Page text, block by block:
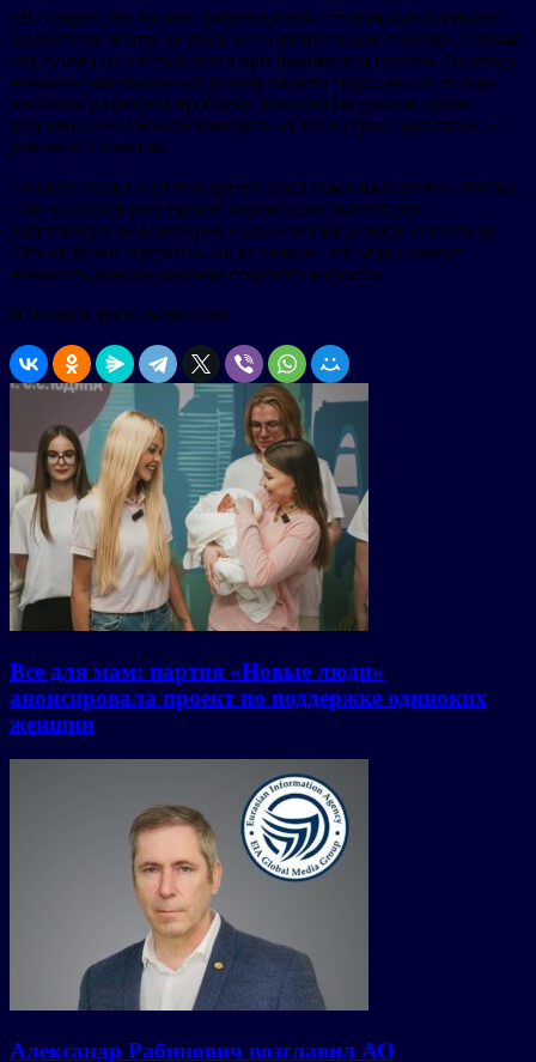
«Не секрет, что многие работодатели сегодня выплачивают
заработные платы на руки, в неофициальном порядке. Однако
эти суммы не учитываются при назначении пенсии. Поэтому,
повысив минимальный размер оплаты труда, мы не только
частично разрешим проблему повышения уровня жизни
россиян, но и сможем выводить из тени серые зарплаты», –
добавила Святенко.
Сенатор также оценила другие предложения Евгения Попова.
Они касаются регулярной индексации выплат для
работающих пенсионеров и увеличения размера пенсии до
70% от белой зарплаты. По ее словам, эти меры смогут
повысить доходы россиян старшего возраста.
Источник фото: twitter.com
Все для мам: партия «Новые люди»
анонсировала проект по поддержке одиноких
женщин
Александр Рабинович возглавил АО